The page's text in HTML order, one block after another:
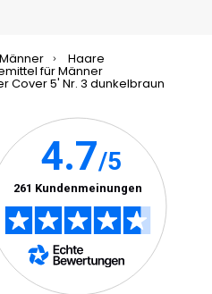
Männer Haare
für Männer
Cover 5' Nr. 3 dunkelbraun